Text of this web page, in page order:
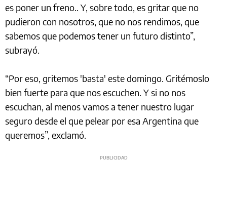
es poner un freno.. Y, sobre todo, es gritar que no
pudieron con nosotros, que no nos rendimos, que
sabemos que podemos tener un futuro distinto”,
subrayó.
“Por eso, gritemos 'basta' este domingo. Gritémoslo
bien fuerte para que nos escuchen. Y si no nos
escuchan, al menos vamos a tener nuestro lugar
seguro desde el que pelear por esa Argentina que
queremos”, exclamó.